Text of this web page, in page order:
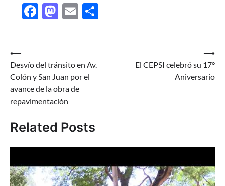
Facebook
Mastodon
Email
Navegación
de
entradas
⟵
Desvío del tránsito en Av.
Colón y San Juan por el
avance de la obra de
repavimentación
El CEPSI celebró su 17°
Aniversario
⟶
Related Posts